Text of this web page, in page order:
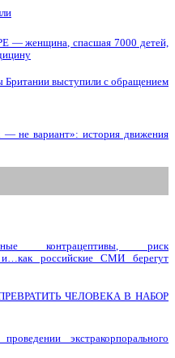
женщина, спасшая 7000 детей,
Британии выступили с обращением
не вариант»: история движения
контрацептивы, риск
и…как российские СМИ берегут
ЧЕЛОВЕКА В НАБОР
экстракорпорального